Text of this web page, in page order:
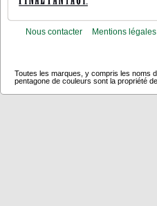
Nous contacter Mentions légales
Toutes les marques, y compris les noms
pentagone de couleurs sont la propriété